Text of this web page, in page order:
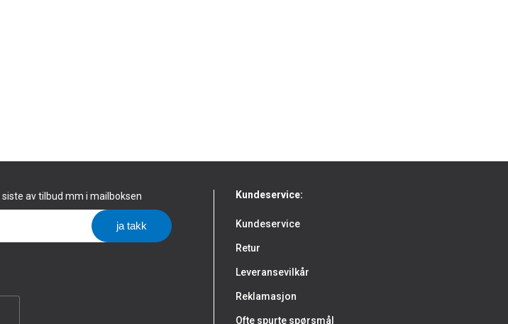
av tilbud mm i mailboksen Kundeservice:
Kundeservice
Retur
Leveransevilkår
Reklamasjon
Ofte spurte spørsmål